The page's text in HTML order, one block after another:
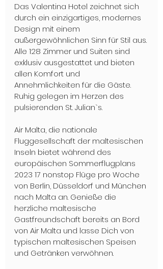
Das Valentina Hotel zeichnet sich
durch ein einzigartiges, modernes
Design mit einem
außergewöhnlichen Sinn für Stil aus.
Alle 128 Zimmer und Suiten sind
exklusiv ausgestattet und bieten
allen Komfort und
Annehmlichkeiten für die Gäste.
Ruhig gelegen im Herzen des
pulsierenden St. Julian`s.
Air Malta, die nationale
Fluggesellschaft der maltesischen
Inseln bietet während des
europäischen Sommerflugplans
2023 17 nonstop Flüge pro Woche
von Berlin, Düsseldorf und München
nach Malta an. Genieße die
herzliche maltesische
Gastfreundschaft bereits an Bord
von Air Malta und lasse Dich von
typischen maltesischen Speisen
und Getränken verwöhnen.